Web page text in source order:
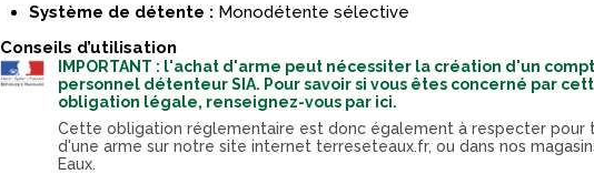
Système de détente : Monodétente sélective
Conseils d’utilisation
IMPORTANT : l'achat d'arme peut nécessiter la création d'un
personnel détenteur SIA. Pour savoir si vous êtes concerné par
obligation légale, renseignez-vous par ici.
Cette obligation réglementaire est donc également à respecter pour
d'une arme sur notre site internet terreseteaux.fr, ou dans nos
Eaux.